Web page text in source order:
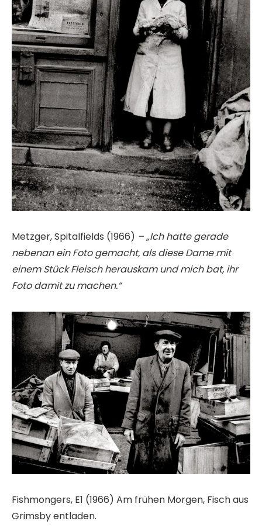
Metzger, Spitalfields (1966) – „Ich hatte gerade
nebenan ein Foto gemacht, als diese Dame mit
einem Stück Fleisch herauskam und mich bat, ihr
Foto damit zu machen.“
Fishmongers, E1 (1966) Am frühen Morgen, Fisch aus
Grimsby entladen.